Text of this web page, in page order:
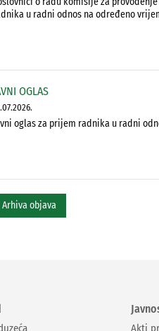
u radni odnos na određeno
OGLAS
oglas za prijem radnika u radni
Arhiva objava
Akti